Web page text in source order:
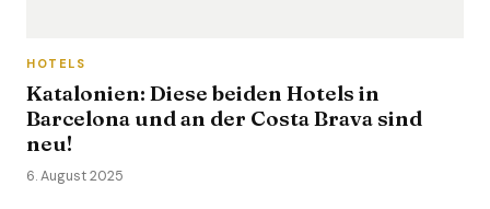
HOTELS
Katalonien: Diese beiden Hotels in
Barcelona und an der Costa Brava sind
neu!
6. August 2025